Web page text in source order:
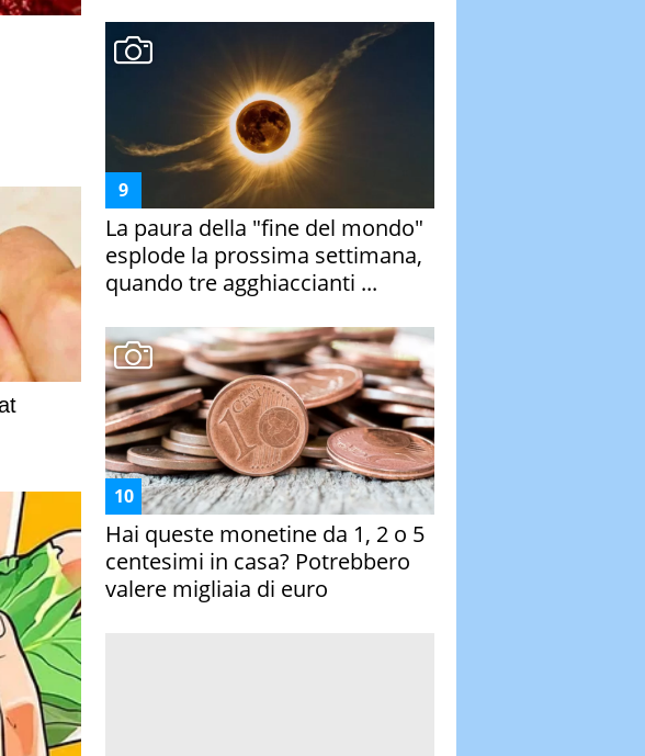
La paura della "fine del mondo"
esplode la prossima settimana,
quando tre agghiaccianti ...
Hai queste monetine da 1, 2 o 5
centesimi in casa? Potrebbero
valere migliaia di euro